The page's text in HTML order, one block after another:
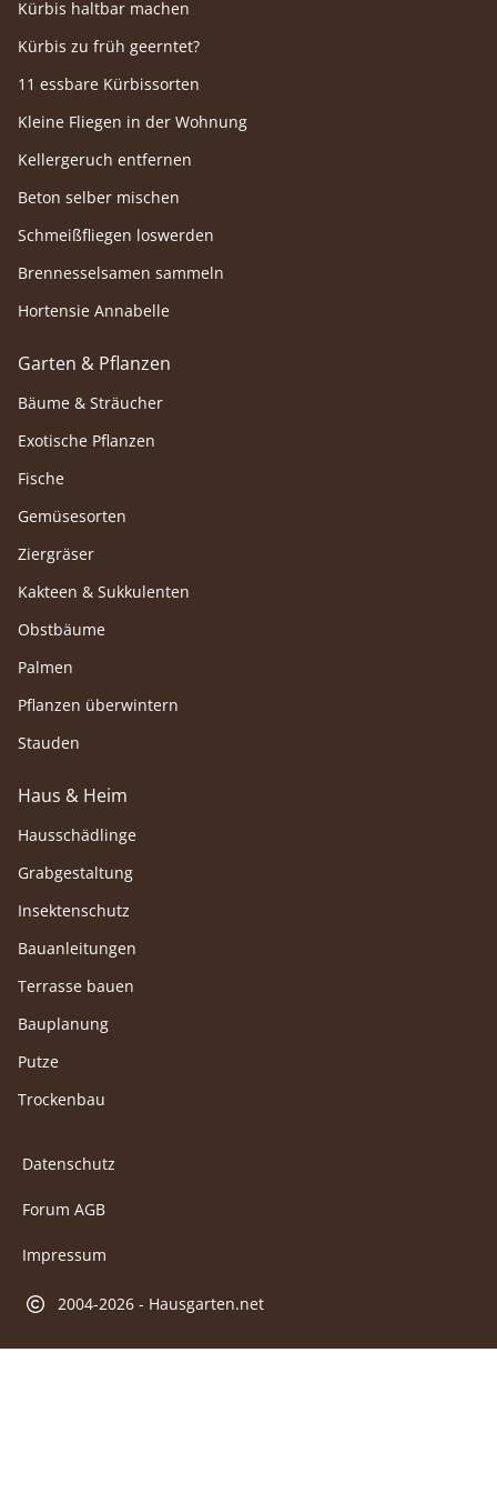
Kürbis haltbar machen
Kürbis zu früh geerntet?
11 essbare Kürbissorten
Kleine Fliegen in der Wohnung
Kellergeruch entfernen
Beton selber mischen
Schmeißfliegen loswerden
Brennesselsamen sammeln
Hortensie Annabelle
Garten & Pflanzen
Bäume & Sträucher
Exotische Pflanzen
Fische
Gemüsesorten
Ziergräser
Kakteen & Sukkulenten
Obstbäume
Palmen
Pflanzen überwintern
Stauden
Haus & Heim
Hausschädlinge
Grabgestaltung
Insektenschutz
Bauanleitungen
Terrasse bauen
Bauplanung
Putze
Trockenbau
Datenschutz
Forum AGB
Impressum
2004-2026 - Hausgarten.net